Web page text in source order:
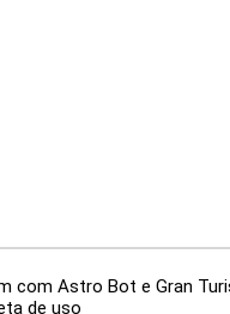
com Astro Bot e Gran
de uso